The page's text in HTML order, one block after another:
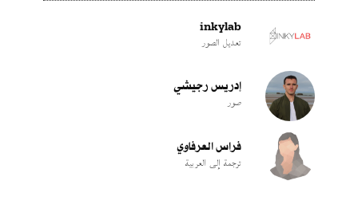
inkylab
تعديل الصور
إدريس رجيشي
صور
فراس العرفاوي
ترجمة إلى العربية